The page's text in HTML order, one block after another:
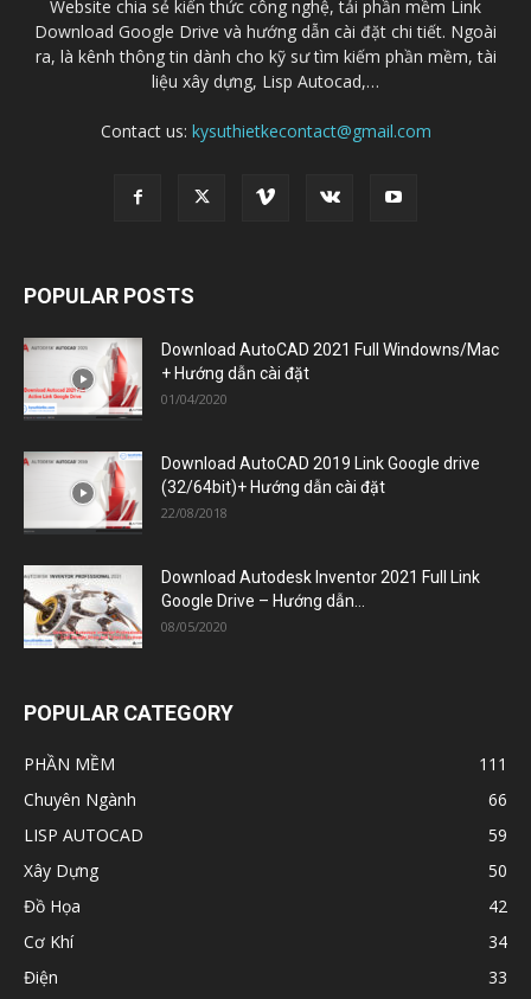
Website chia sẻ kiến thức công nghệ, tải phần mềm Link
Download Google Drive và hướng dẫn cài đặt chi tiết. Ngoài
ra, là kênh thông tin dành cho kỹ sư tìm kiếm phần mềm, tài
liệu xây dựng, Lisp Autocad,…
Contact us: kysuthietkecontact@gmail.com
POPULAR POSTS
Download AutoCAD 2021 Full Windowns/Mac
+ Hướng dẫn cài đặt
01/04/2020
Download AutoCAD 2019 Link Google drive
(32/64bit)+ Hướng dẫn cài đặt
22/08/2018
Download Autodesk Inventor 2021 Full Link
Google Drive – Hướng dẫn...
08/05/2020
POPULAR CATEGORY
PHẦN MỀM
111
Chuyên Ngành
66
LISP AUTOCAD
59
Xây Dựng
50
Đồ Họa
42
Cơ Khí
34
Điện
33